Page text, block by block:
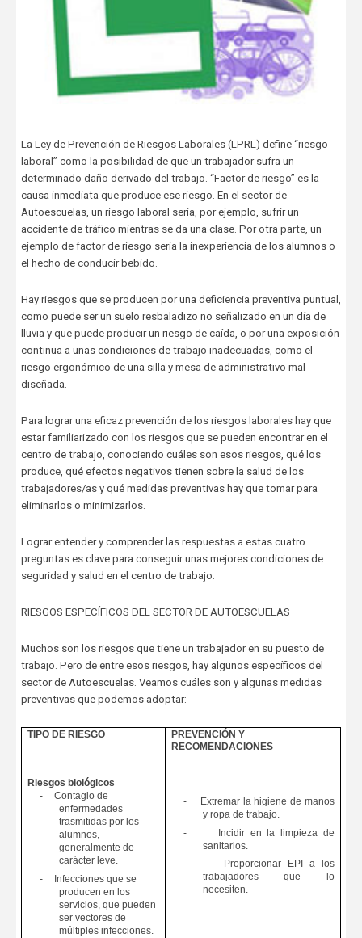
La Ley de Prevención de Riesgos Laborales (LPRL) define “riesgo
laboral” como la posibilidad de que un trabajador sufra un
determinado daño derivado del trabajo. “Factor de riesgo” es la
causa inmediata que produce ese riesgo. En el sector de
Autoescuelas, un riesgo laboral sería, por ejemplo, sufrir un
accidente de tráfico mientras se da una clase. Por otra parte, un
ejemplo de factor de riesgo sería la inexperiencia de los alumnos o
el hecho de conducir bebido.
Hay riesgos que se producen por una deficiencia preventiva puntual,
como puede ser un suelo resbaladizo no señalizado en un día de
lluvia y que puede producir un riesgo de caída, o por una exposición
continua a unas condiciones de trabajo inadecuadas, como el
riesgo ergonómico de una silla y mesa de administrativo mal
diseñada.
Para lograr una eficaz prevención de los riesgos laborales hay que
estar familiarizado con los riesgos que se pueden encontrar en el
centro de trabajo, conociendo cuáles son esos riesgos, qué los
produce, qué efectos negativos tienen sobre la salud de los
trabajadores/as y qué medidas preventivas hay que tomar para
eliminarlos o minimizarlos.
Lograr entender y comprender las respuestas a estas cuatro
preguntas es clave para conseguir unas mejores condiciones de
seguridad y salud en el centro de trabajo.
RIESGOS ESPECÍFICOS DEL SECTOR DE AUTOESCUELAS
Muchos son los riesgos que tiene un trabajador en su puesto de
trabajo. Pero de entre esos riesgos, hay algunos específicos del
sector de Autoescuelas. Veamos cuáles son y algunas medidas
preventivas que podemos adoptar:
TIPO DE RIESGO
PREVENCIÓN Y
RECOMENDACIONES
Riesgos biológicos
-
Contagio de
enfermedades
trasmitidas por los
alumnos,
generalmente de
carácter leve.
-
Infecciones que se
producen en los
servicios, que pueden
ser vectores de
múltiples infecciones.
-
Extremar la higiene de manos
y ropa de trabajo.
-
Incidir en la limpieza de
sanitarios.
-
Proporcionar EPI a los
trabajadores que lo
necesiten.